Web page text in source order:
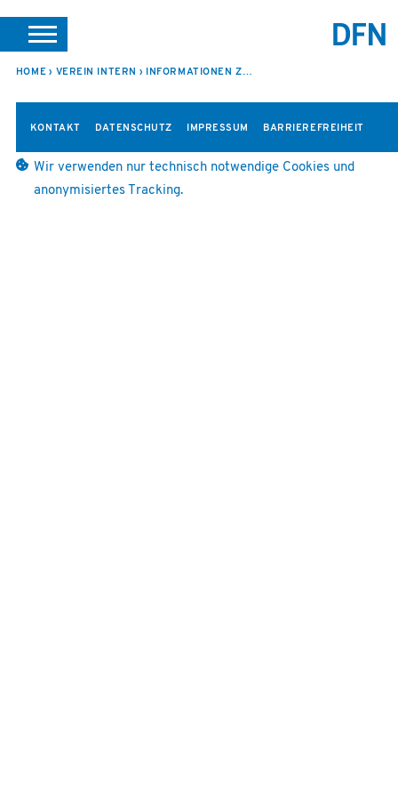
SUCHE PORTALE SUPPORT JOBS LEICHTE SPRACHE
HOME VEREIN INTERN INFORMATIONEN ZUR 350. SITZUNG
KONTAKT DATENSCHUTZ IMPRESSUM BARRIEREFREIHEIT
Wir verwenden nur technisch notwendige Cookies und
anonymisiertes Tracking.